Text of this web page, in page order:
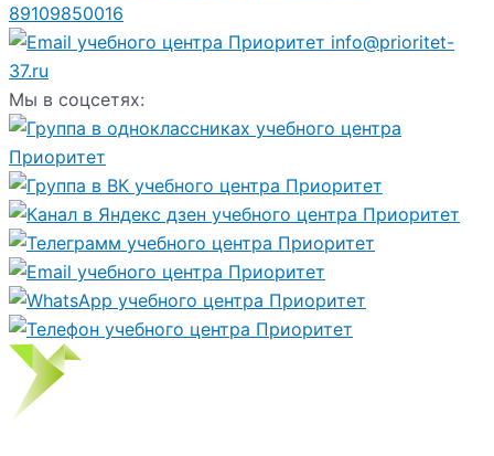
89109850016
info@prioritet-
37.ru
Мы в соцсетях: